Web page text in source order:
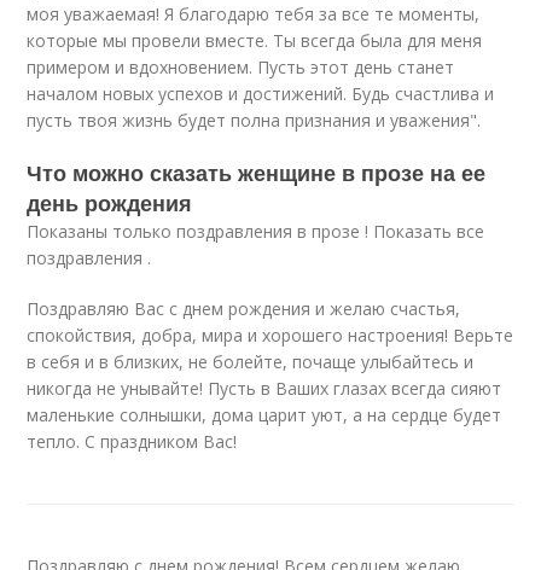
моя уважаемая! Я благодарю тебя за все те моменты,
которые мы провели вместе. Ты всегда была для меня
примером и вдохновением. Пусть этот день станет
началом новых успехов и достижений. Будь счастлива и
пусть твоя жизнь будет полна признания и уважения".
Что можно сказать женщине в прозе на ее
день рождения
Показаны только поздравления в прозе ! Показать все
поздравления .
Поздравляю Вас с днем рождения и желаю счастья,
спокойствия, добра, мира и хорошего настроения! Верьте
в себя и в близких, не болейте, почаще улыбайтесь и
никогда не унывайте! Пусть в Ваших глазах всегда сияют
маленькие солнышки, дома царит уют, а на сердце будет
тепло. С праздником Вас!